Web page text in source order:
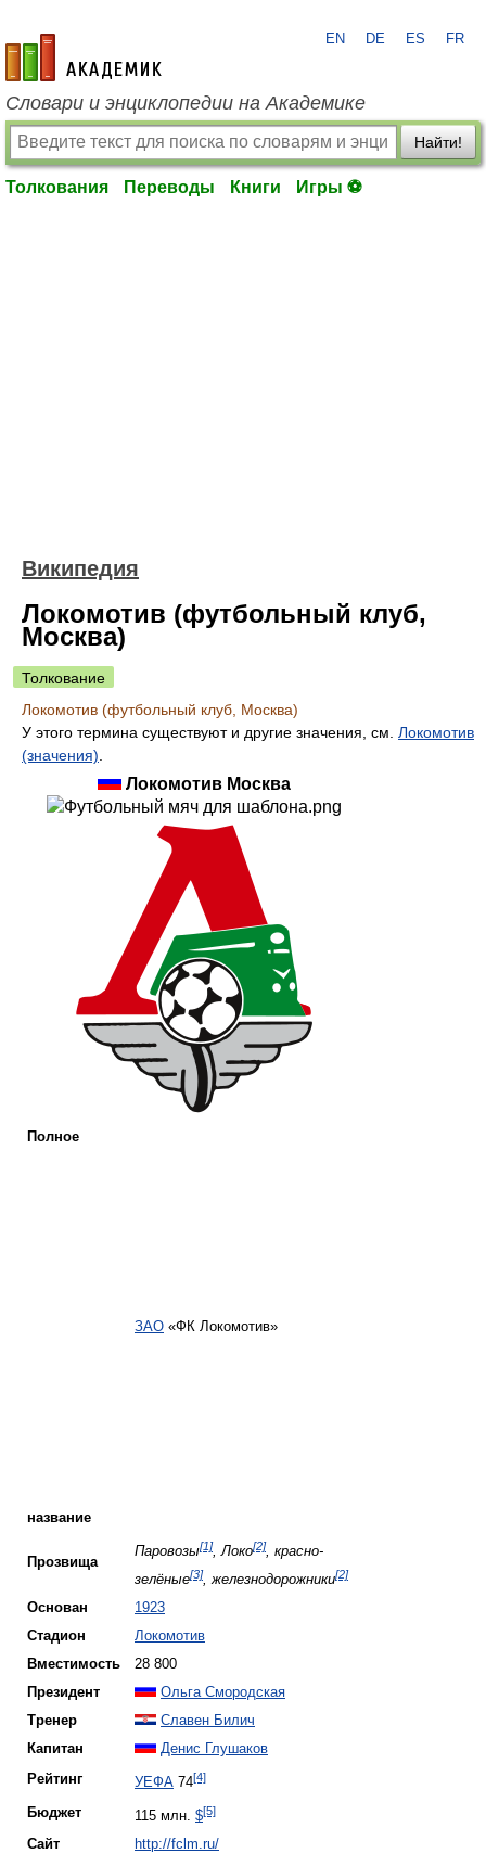
academic.ru
EN DE ES FR
Словари и энциклопедии на Академике
Найти!
Толкования Переводы Книги Игры ⚽
Википедия
Локомотив (футбольный клуб,
Москва)
Толкование
Локомотив (футбольный клуб, Москва)
У этого термина существуют и другие значения, см. Локомотив
(значения)
Локомотив Москва
Полное
название
ЗАО «ФК Локомотив»
Прозвища
Паровозы[1], Локо[2], красно-
зелёные[3], железнодорожники[2]
Основан
1923
Стадион
Локомотив
Вместимость
28 800
Президент
Ольга Смородская
Тренер
Славен Билич
Капитан
Денис Глушаков
Рейтинг
УЕФА 74[4]
Бюджет 115 млн. $[5]
Сайт
http://fclm.ru/